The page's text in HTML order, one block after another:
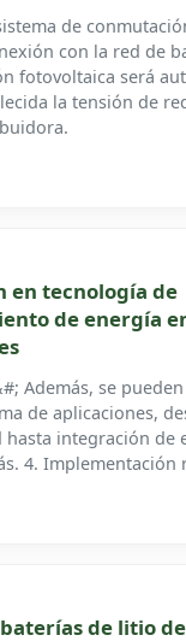
de
con la red de
fotovoltaica será
la tensión de
en tecnología de
de energía
Además, se
de aplicaciones,
integración de
4. Implementación
de litio